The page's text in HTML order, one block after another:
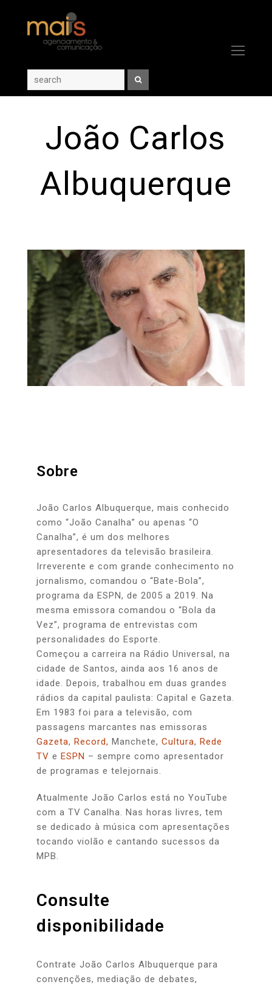
João Carlos
Albuquerque
Sobre
João Carlos Albuquerque, mais conhecido
como “João Canalha” ou apenas “O
Canalha”, é um dos melhores
apresentadores da televisão brasileira.
Irreverente e com grande conhecimento no
jornalismo, comandou o “Bate-Bola”,
programa da ESPN, de 2005 a 2019. Na
mesma emissora comandou o “Bola da
Vez”, programa de entrevistas com
personalidades do Esporte.
Começou a carreira na Rádio Universal, na
cidade de Santos, ainda aos 16 anos de
idade. Depois, trabalhou em duas grandes
rádios da capital paulista: Capital e Gazeta.
Em 1983 foi para a televisão, com
passagens marcantes nas emissoras
Gazeta, Record, Manchete, Cultura, Rede
TV e ESPN – sempre como apresentador
de programas e telejornais.
Atualmente João Carlos está no YouTube
com a TV Canalha. Nas horas livres, tem
se dedicado à música com apresentações
tocando violão e cantando sucessos da
MPB.
Consulte
disponibilidade
Contrate João Carlos Albuquerque para
convenções, mediação de debates,